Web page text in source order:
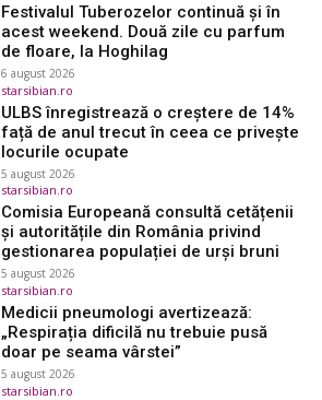
Festivalul Tuberozelor continuă și în
acest weekend. Două zile cu parfum
de floare, la Hoghilag
6 august 2026
starsibian.ro
ULBS înregistrează o creștere de 14%
față de anul trecut în ceea ce privește
locurile ocupate
5 august 2026
starsibian.ro
Comisia Europeană consultă cetățenii
și autoritățile din România privind
gestionarea populației de urși bruni
5 august 2026
starsibian.ro
Medicii pneumologi avertizează:
„Respirația dificilă nu trebuie pusă
doar pe seama vârstei”
5 august 2026
starsibian.ro